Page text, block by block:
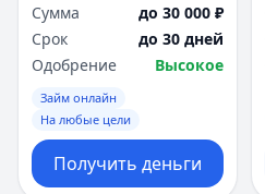
Сумма
до 30 000 ₽
Срок
до 30 дней
Одобрение
Высокое
Займ онлайн
На любые цели
Получить деньги